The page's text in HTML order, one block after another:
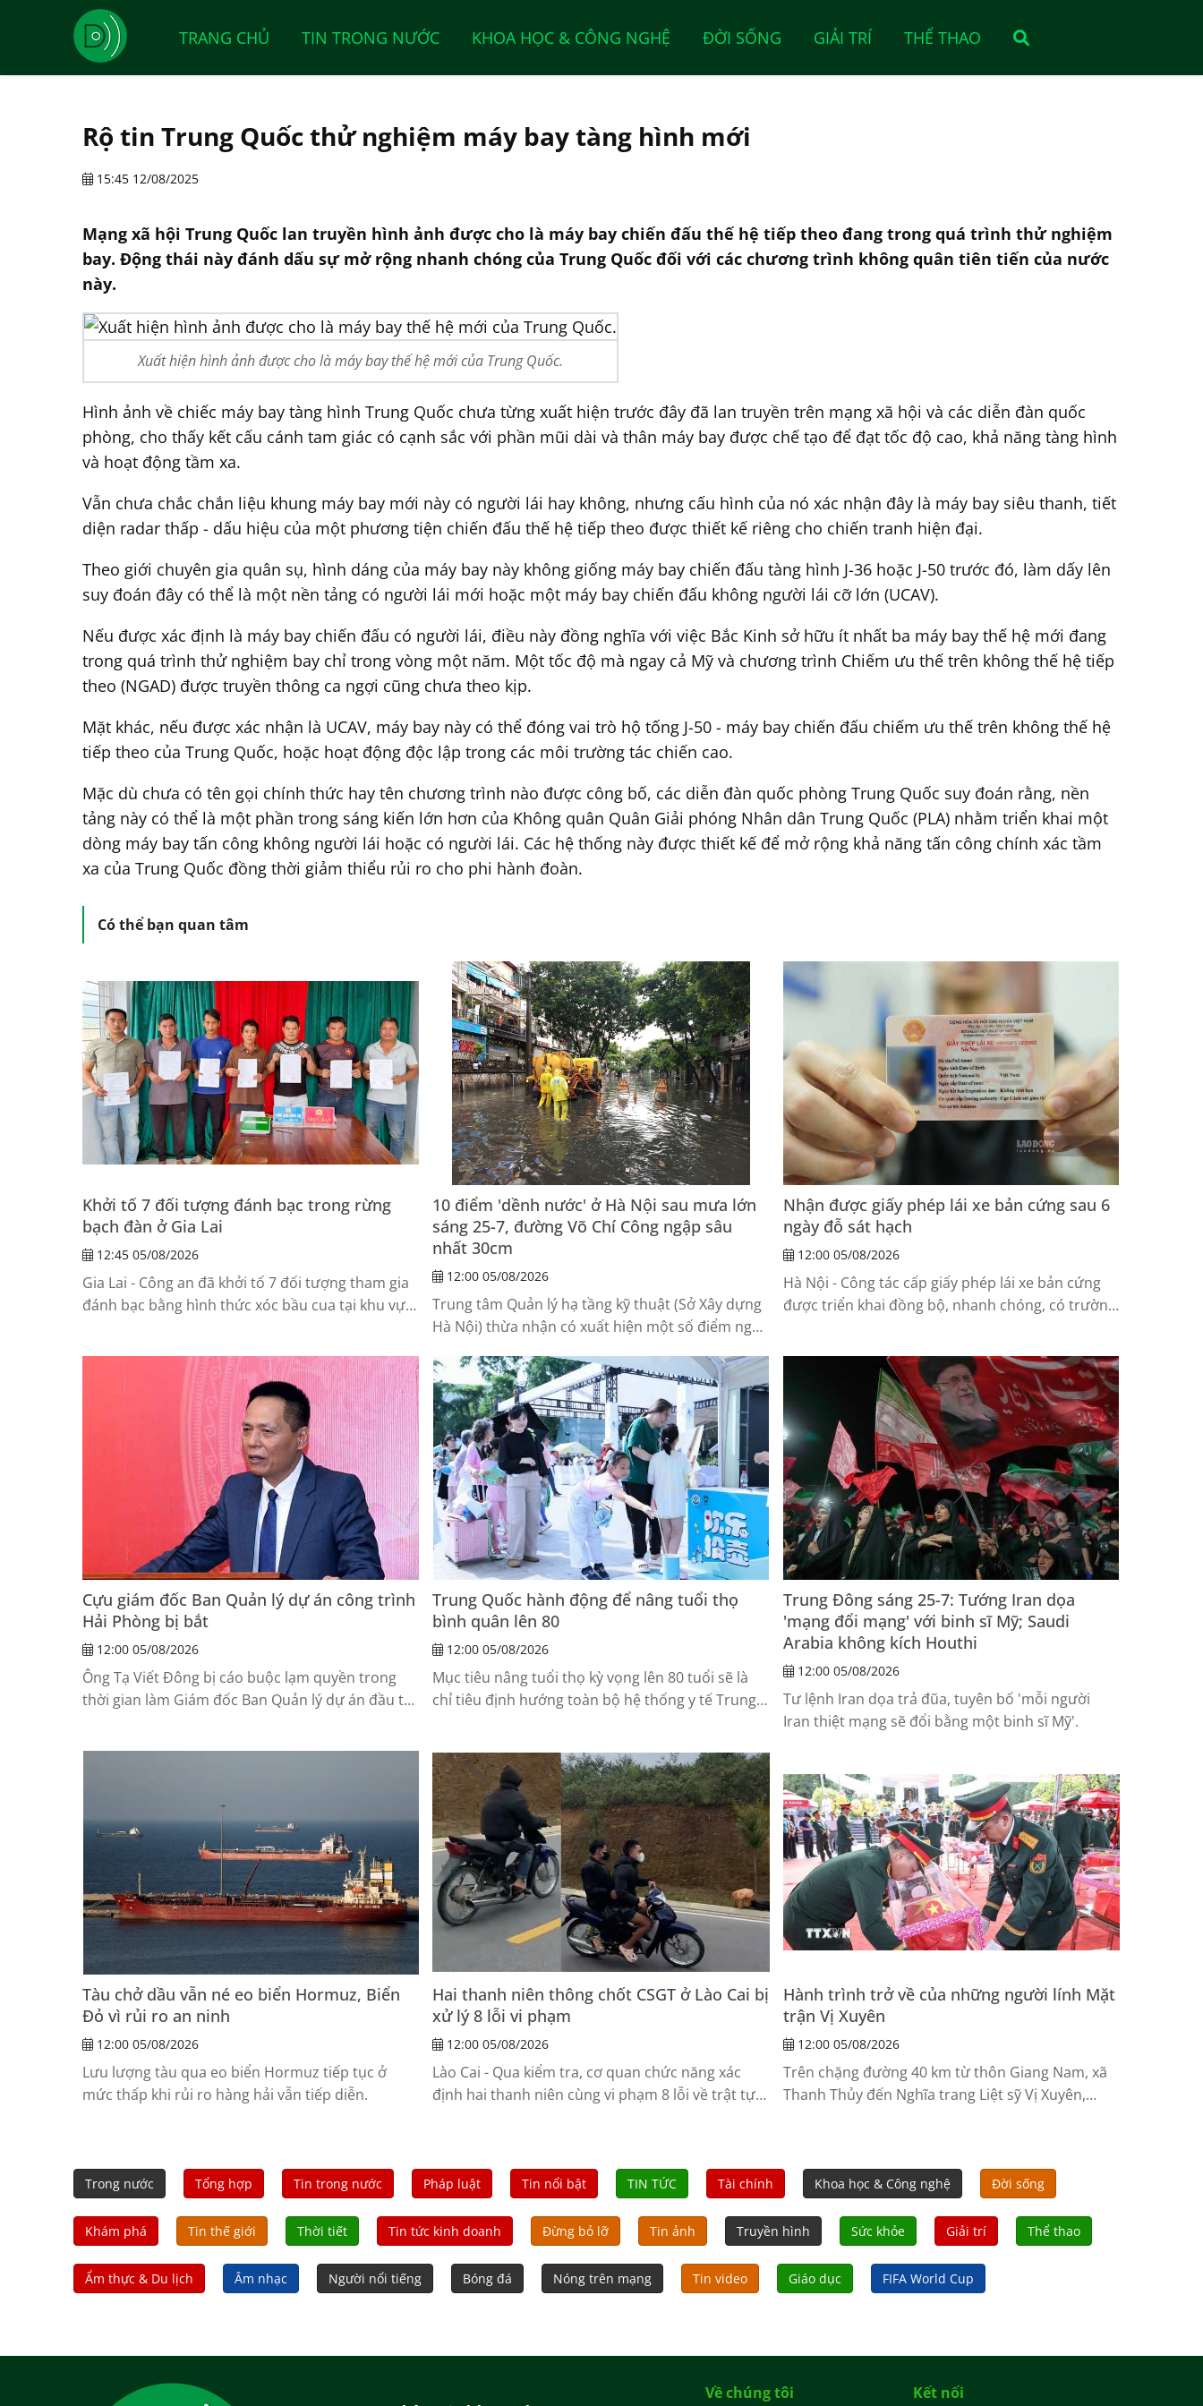
TRANG CHỦ TIN TRONG NƯỚC KHOA HỌC & CÔNG NGHỆ ĐỜI SỐNG GIẢI TRÍ THỂ THAO
Rộ tin Trung Quốc thử nghiệm máy bay tàng hình mới
15:45 12/08/2025
Mạng xã hội Trung Quốc lan truyền hình ảnh được cho là máy bay chiến đấu thế hệ tiếp theo đang trong quá trình thử nghiệm
bay. Động thái này đánh dấu sự mở rộng nhanh chóng của Trung Quốc đối với các chương trình không quân tiên tiến của nước
này.
Xuất hiện hình ảnh được cho là máy bay thế hệ mới của Trung Quốc.
Hình ảnh về chiếc máy bay tàng hình Trung Quốc chưa từng xuất hiện trước đây đã lan truyền trên mạng xã hội và các diễn đàn quốc
phòng, cho thấy kết cấu cánh tam giác có cạnh sắc với phần mũi dài và thân máy bay được chế tạo để đạt tốc độ cao, khả năng tàng hình
và hoạt động tầm xa.
Vẫn chưa chắc chắn liệu khung máy bay mới này có người lái hay không, nhưng cấu hình của nó xác nhận đây là máy bay siêu thanh, tiết
diện radar thấp - dấu hiệu của một phương tiện chiến đấu thế hệ tiếp theo được thiết kế riêng cho chiến tranh hiện đại.
Theo giới chuyên gia quân sụ, hình dáng của máy bay này không giống máy bay chiến đấu tàng hình J-36 hoặc J-50 trước đó, làm dấy lên
suy đoán đây có thể là một nền tảng có người lái mới hoặc một máy bay chiến đấu không người lái cỡ lớn (UCAV).
Nếu được xác định là máy bay chiến đấu có người lái, điều này đồng nghĩa với việc Bắc Kinh sở hữu ít nhất ba máy bay thế hệ mới đang
trong quá trình thử nghiệm bay chỉ trong vòng một năm. Một tốc độ mà ngay cả Mỹ và chương trình Chiếm ưu thế trên không thế hệ tiếp
theo (NGAD) được truyền thông ca ngợi cũng chưa theo kịp.
Mặt khác, nếu được xác nhận là UCAV, máy bay này có thể đóng vai trò hộ tống J-50 - máy bay chiến đấu chiếm ưu thế trên không thế hệ
tiếp theo của Trung Quốc, hoặc hoạt động độc lập trong các môi trường tác chiến cao.
Mặc dù chưa có tên gọi chính thức hay tên chương trình nào được công bố, các diễn đàn quốc phòng Trung Quốc suy đoán rằng, nền
tảng này có thể là một phần trong sáng kiến lớn hơn của Không quân Quân Giải phóng Nhân dân Trung Quốc (PLA) nhằm triển khai một
dòng máy bay tấn công không người lái hoặc có người lái. Các hệ thống này được thiết kế để mở rộng khả năng tấn công chính xác tầm
xa của Trung Quốc đồng thời giảm thiểu rủi ro cho phi hành đoàn.
Có thể bạn quan tâm
Khởi tố 7 đối tượng đánh bạc trong rừng
bạch đàn ở Gia Lai
12:45 05/08/2026
Gia Lai - Công an đã khởi tố 7 đối tượng tham gia
đánh bạc bằng hình thức xóc bầu cua tại khu vực
10 điểm 'dềnh nước' ở Hà Nội sau mưa lớn
sáng 25-7, đường Võ Chí Công ngập sâu
nhất 30cm
12:00 05/08/2026
Trung tâm Quản lý hạ tầng kỹ thuật (Sở Xây dựng
Hà Nội) thừa nhận có xuất hiện một số điểm ngập
sau trận mưa lớn sáng 25-7, riêng tại đường Võ
Chí Công có đoạn ngập sâu 30cm.
Nhận được giấy phép lái xe bản cứng sau 6
ngày đỗ sát hạch
12:00 05/08/2026
Hà Nội - Công tác cấp giấy phép lái xe bản cứng
được triển khai đồng bộ, nhanh chóng, có trường
Cựu giám đốc Ban Quản lý dự án công trình
Hải Phòng bị bắt
12:00 05/08/2026
Ông Tạ Viết Đông bị cáo buộc lạm quyền trong
thời gian làm Giám đốc Ban Quản lý dự án đầu tư
Trung Quốc hành động để nâng tuổi thọ
bình quân lên 80
12:00 05/08/2026
Mục tiêu nâng tuổi thọ kỳ vọng lên 80 tuổi sẽ là
chỉ tiêu định hướng toàn bộ hệ thống y tế Trung
Trung Đông sáng 25-7: Tướng Iran dọa
'mạng đổi mạng' với binh sĩ Mỹ; Saudi
Arabia không kích Houthi
12:00 05/08/2026
Tư lệnh Iran dọa trả đũa, tuyên bố 'mỗi người
Iran thiệt mạng sẽ đổi bằng một binh sĩ Mỹ'.
Tàu chở dầu vẫn né eo biển Hormuz, Biển
Đỏ vì rủi ro an ninh
12:00 05/08/2026
Lưu lượng tàu qua eo biển Hormuz tiếp tục ở
mức thấp khi rủi ro hàng hải vẫn tiếp diễn.
Hai thanh niên thông chốt CSGT ở Lào Cai bị
xử lý 8 lỗi vi phạm
12:00 05/08/2026
Lào Cai - Qua kiểm tra, cơ quan chức năng xác
định hai thanh niên cùng vi phạm 8 lỗi về trật tự,
Hành trình trở về của những người lính Mặt
trận Vị Xuyên
12:00 05/08/2026
Trên chặng đường 40 km từ thôn Giang Nam, xã
Thanh Thủy đến Nghĩa trang Liệt sỹ Vị Xuyên,
Trong nước Tổng hợp Tin trong nước Pháp luật Tin nổi bật TIN TỨC Tài chính Khoa học & Công nghệ Đời sống
Khám phá Tin thế giới Thời tiết Tin tức kinh doanh Đừng bỏ lỡ Tin ảnh Truyền hình Sức khỏe Giải trí Thể thao
Ẩm thực & Du lịch Âm nhạc Người nổi tiếng Bóng đá Nóng trên mạng Tin video Giáo dục FIFA World Cup
Về chúng tôi Kết nối